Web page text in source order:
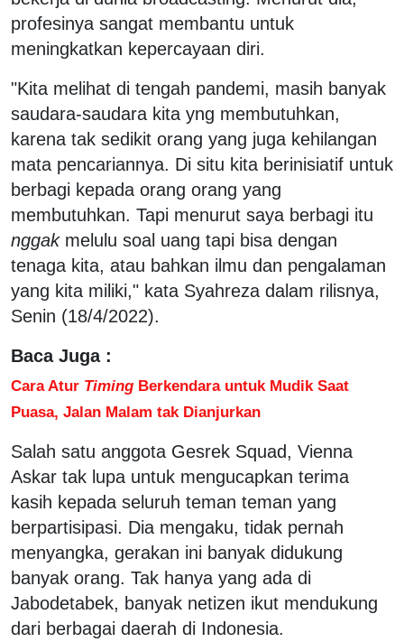
profesinya sangat membantu untuk
meningkatkan kepercayaan diri.
"Kita melihat di tengah pandemi, masih banyak
saudara-saudara kita yng membutuhkan,
karena tak sedikit orang yang juga kehilangan
mata pencariannya. Di situ kita berinisiatif untuk
berbagi kepada orang orang yang
membutuhkan. Tapi menurut saya berbagi itu
nggakmelulu soal uang tapi bisa dengan
tenaga kita, atau bahkan ilmu dan pengalaman
yang kita miliki," kata Syahreza dalam rilisnya,
Senin (18/4/2022).
Baca Juga :
Cara Atur Timing Berkendara untuk Mudik Saat
Puasa, Jalan Malam tak Dianjurkan
Salah satu anggota Gesrek Squad, Vienna
Askar tak lupa untuk mengucapkan terima
kasih kepada seluruh teman teman yang
berpartisipasi. Dia mengaku, tidak pernah
menyangka, gerakan ini banyak didukung
banyak orang. Tak hanya yang ada di
Jabodetabek, banyak netizen ikut mendukung
dari berbagai daerah di Indonesia.